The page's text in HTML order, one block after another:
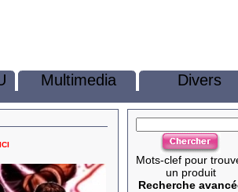
Multimedia Divers
ICI
Mots-clef pour
un produit
Recherche